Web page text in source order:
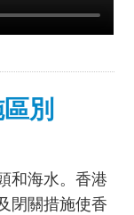
別
和海水。香港
閉關措施使香